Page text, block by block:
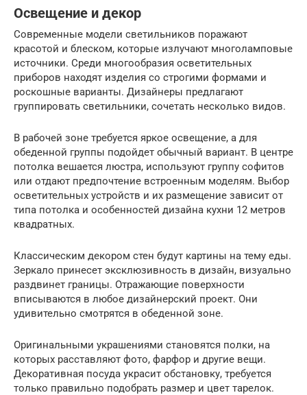
Освещение и декор
Современные модели светильников поражают
красотой и блеском, которые излучают многоламповые
источники. Среди многообразия осветительных
приборов находят изделия со строгими формами и
роскошные варианты. Дизайнеры предлагают
группировать светильники, сочетать несколько видов.
В рабочей зоне требуется яркое освещение, а для
обеденной группы подойдет обычный вариант. В центре
потолка вешается люстра, используют группу софитов
или отдают предпочтение встроенным моделям. Выбор
осветительных устройств и их размещение зависит от
типа потолка и особенностей дизайна кухни 12 метров
квадратных.
Классическим декором стен будут картины на тему еды.
Зеркало принесет эксклюзивность в дизайн, визуально
раздвинет границы. Отражающие поверхности
вписываются в любое дизайнерский проект. Они
удивительно смотрятся в обеденной зоне.
Оригинальными украшениями становятся полки, на
которых расставляют фото, фарфор и другие вещи.
Декоративная посуда украсит обстановку, требуется
только правильно подобрать размер и цвет тарелок.